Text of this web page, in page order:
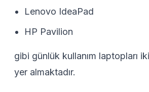
Lenovo IdeaPad
HP Pavilion
gibi günlük kullanım laptopları
yer almaktadır.